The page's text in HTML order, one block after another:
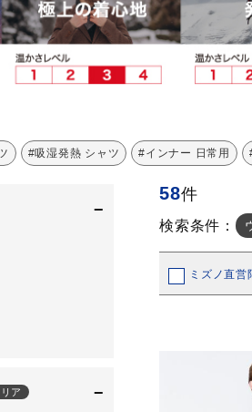
ゴアテックス
コラボレーション
の他シリーズ
スペシャルカ
WP STRAP 2｜
マーガレット
KICKS &
#吸湿発熱 シャツ #インナー 日常用
−
ア −
58件
検索条件：
ミズノ直営